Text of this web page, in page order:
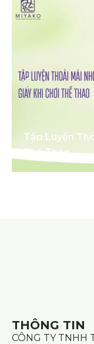
Tập Luyện
Thể Thao
THÔNG TIN
CÔNG TY TNHH